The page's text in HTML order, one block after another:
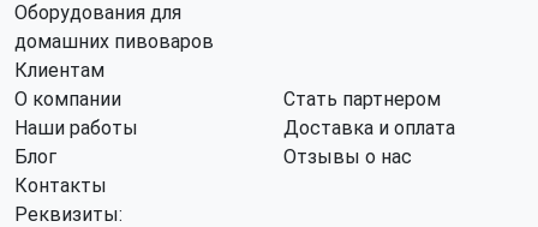
Оборудования для
домашних пивоваров
Клиентам
О компании
Стать партнером
Наши работы
Доставка и оплата
Блог
Отзывы о нас
Контакты
Реквизиты: